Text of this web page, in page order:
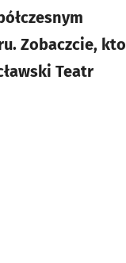
Zobaczcie, kto
Teatr